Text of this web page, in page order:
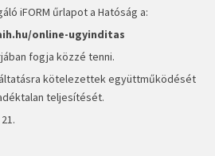
iFORM űrlapot a Hatóság a:
online-ugyinditas
fogja közzé tenni.
kötelezettek együttműködését
teljesítését.